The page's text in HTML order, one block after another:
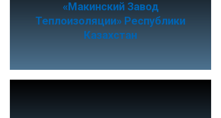
«Макинский Завод
Теплоизоляции» Республики
Казахстан